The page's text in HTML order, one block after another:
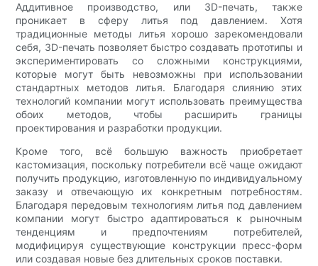
Аддитивное производство, или 3D-печать, также
проникает в сферу литья под давлением. Хотя
традиционные методы литья хорошо зарекомендовали
себя, 3D-печать позволяет быстро создавать прототипы и
экспериментировать со сложными конструкциями,
которые могут быть невозможны при использовании
стандартных методов литья. Благодаря слиянию этих
технологий компании могут использовать преимущества
обоих методов, чтобы расширить границы
проектирования и разработки продукции.
Кроме того, всё большую важность приобретает
кастомизация, поскольку потребители всё чаще ожидают
получить продукцию, изготовленную по индивидуальному
заказу и отвечающую их конкретным потребностям.
Благодаря передовым технологиям литья под давлением
компании могут быстро адаптироваться к рыночным
тенденциям и предпочтениям потребителей,
модифицируя существующие конструкции пресс-форм
или создавая новые без длительных сроков поставки.